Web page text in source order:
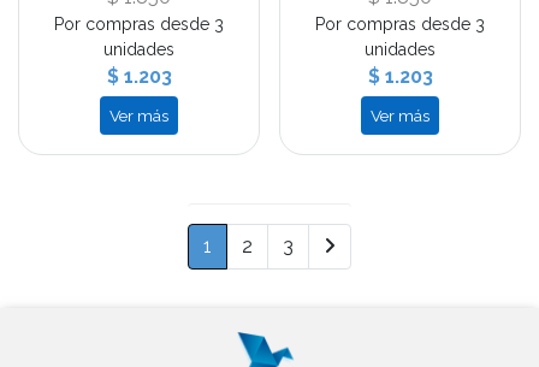
Por compras desde 3
unidades
$ 1.203
Ver más
Por compras desde 3
unidades
$ 1.203
Ver más
1 2 3